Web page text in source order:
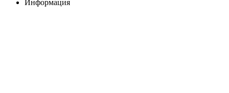
Информация